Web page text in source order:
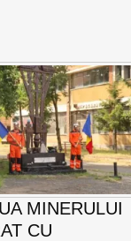
MINERULUI
CU